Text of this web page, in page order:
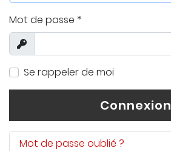
Mot de passe *
Afficher
Se rappeler de moi
Connexion
Mot de passe oublié ?